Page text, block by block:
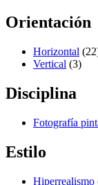
Orientación
Horizontal
Vertical (3)
Disciplina
Fotografía
Estilo
Hiperrealismo